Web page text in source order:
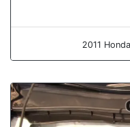
2011